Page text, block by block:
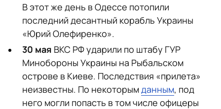
В этот же день в Одессе потопили
последний десантный корабль Украины
«Юрий Олефиренко».
30 мая ВКС РФ ударили по штабу ГУР
Минобороны Украины на Рыбальском
острове в Киеве. Последствия «прилета»
неизвестны. По некоторым данным, под
него могли попасть в том числе офицеры